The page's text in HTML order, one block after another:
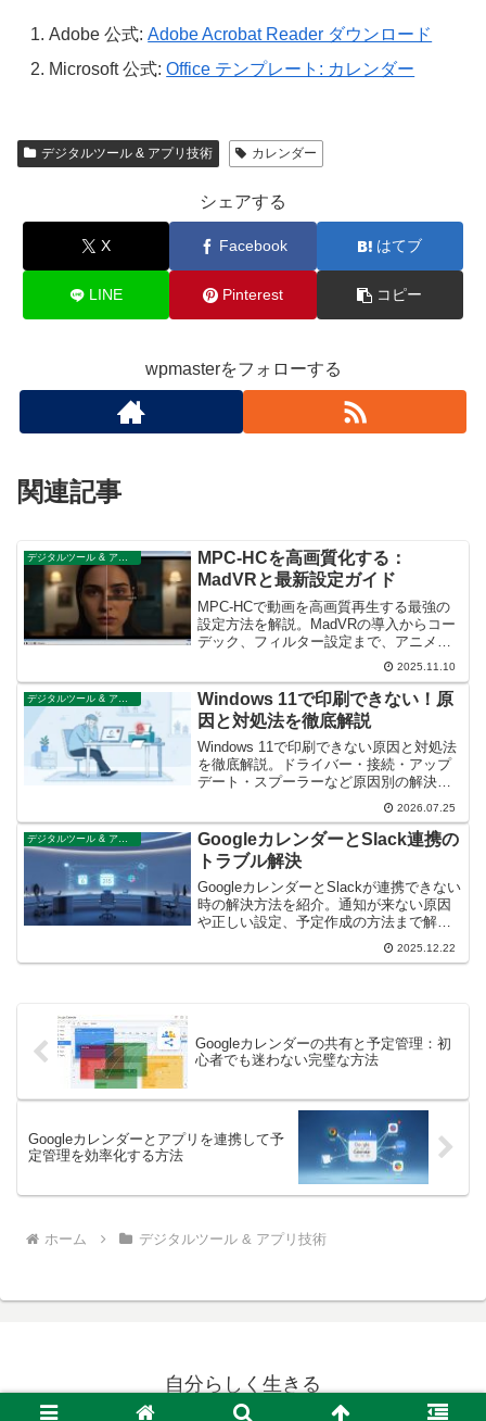
Adobe 公式:Adobe Acrobat Reader ダウンロード
Microsoft 公式:Office テンプレート: カレンダー
デジタルツール & アプリ技術 カレンダー
シェアする
X Facebook はてブ
LINE Pinterest コピー
wpmasterをフォローする
関連記事
デジタルツール & アプリ技術
MPC-HCを高画質化する：
MadVRと最新設定ガイド
MPC-HCで動画を高画質再生する最強の
設定方法を解説。MadVRの導入からコー
デック、フィルター設定まで、アニメや
映画をより綺麗に視聴するための知識を
2025.11.10
Windows 11で印刷できない！原
因と対処法を徹底解説
Windows 11で印刷できない原因と対処法
を徹底解説。ドライバー・接続・アップ
デート・スプーラーなど原因別の解決法
から、エラーコード別・メーカー別の対
処法、よくある質問まで完全網羅。
2026.07.25
デジタルツール & アプリ技術
GoogleカレンダーとSlack連携の
トラブル解決
GoogleカレンダーとSlackが連携できない
時の解決方法を紹介。通知が来ない原因
や正しい設定、予定作成の方法まで解
説。お困りの方はこの記事を参考に連携
2025.12.22
Googleカレンダーの共有と予定管理：初
心者でも迷わない完璧な方法
Googleカレンダーとアプリを連携して予
定管理を効率化する方法
ホーム デジタルツール & アプリ技術
自分らしく生きる
© 2017 自分らしく生きる.